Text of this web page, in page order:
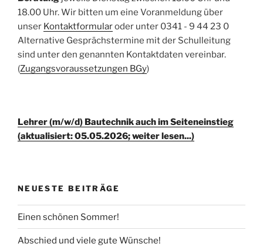
18.00 Uhr. Wir bitten um eine Voranmeldung über
unser Kontaktformularoder unter 0341 - 9 44 23 0
Alternative Gesprächstermine mit der Schulleitung
sind unter den genannten Kontaktdaten vereinbar.
(Zugangsvoraussetzungen BGy)
Lehrer (m/w/d) Bautechnik auch im Seiteneinstieg
(aktualisiert: 05.05.2026; weiter lesen...)
NEUESTE BEITRÄGE
Einen schönen Sommer!
Abschied und viele gute Wünsche!